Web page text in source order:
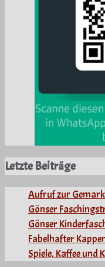
Letzte Beiträge
Aufruf zur
Gönser
Gönser
Fabelhafter
Spiele, Kaffee und